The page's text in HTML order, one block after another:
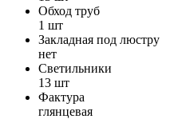
Обход труб
1 шт
Закладная под люстру
нет
Светильники
13 шт
Фактура
глянцевая